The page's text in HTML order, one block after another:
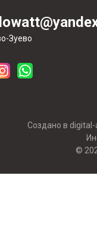
Зуево
©
Создано в digital-